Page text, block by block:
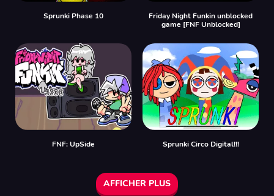
Sprunki Phase 10
Friday Night Funkin unblocked
game [FNF Unblocked]
FNF: UpSide Sprunki Circo Digital!!!
AFFICHER PLUS